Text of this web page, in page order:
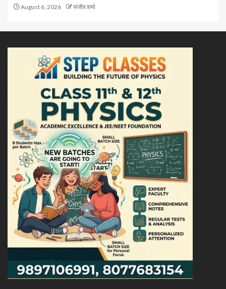
August 6, 2026 संजीव शर्मा